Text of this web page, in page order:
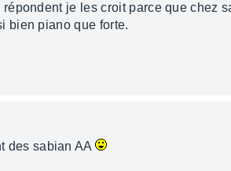
je les croit parce que chez
bien piano que forte.
des sabian AA